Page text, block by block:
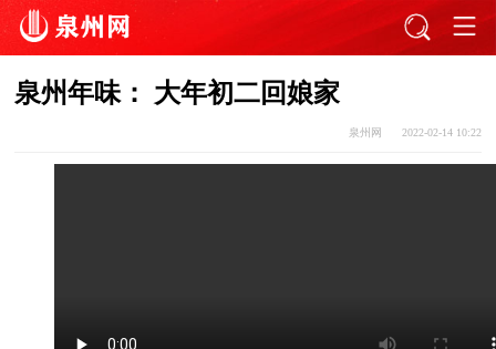
泉州年味： 大年初二回娘家
泉州网 2022-02-14 10:22